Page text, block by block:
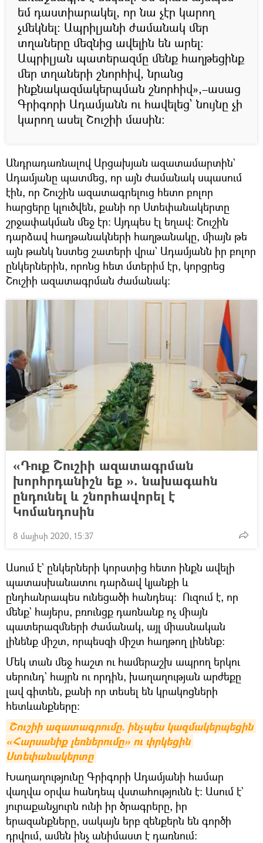
եմ դաստիարակել, որ նա չէր կարող
չմեկնել։ Ապրիլյանի ժամանակ մեր
տղաները մեզնից ավելին են արել։
Ապրիլյան պատերազմը մենք հաղթեցինք
մեր տղաների շնորհիվ, նրանց
ինքնակազմակերպման շնորհիվ»,–ասաց
Գրիգորի Ադամյանն ու հավելեց` նույնը չի
կարող ասել Շուշիի մասին։
Անդրադառնալով Արցախյան ազատամարտին`
Ադամյանը պատմեց, որ այն ժամանակ սպասում
էին, որ Շուշին ազատագրելուց հետո բոլոր
հարցերը կլուծվեն, քանի որ Ստեփանակերտը
շրջափակման մեջ էր։ Այդպես էլ եղավ։ Շուշին
դարձավ հաղթանակների հաղթանակը, միայն թե
այն թանկ նստեց շատերի վրա` Ադամյանն իր բոլոր
ընկերներին, որոնց հետ մտերիմ էր, կորցրեց
Շուշիի ազատագրման ժամանակ։
«Դուք Շուշիի ազատագրման
խորհրդանիշն եք ». նախագահն
ընդունել և շնորհավորել է
Կոմանդոսին
8 մայիսի 2020, 15:37
Ասում է` ընկերների կորստից հետո ինքն ավելի
պատասխանատու դարձավ կյանքի և
ընդհանրապես ունեցածի հանդեպ։ Ուզում է, որ
մենք` հայերս, բռունցք դառնանք ոչ միայն
պատերազմների ժամանակ, այլ միասնական
լինենք միշտ, որպեսզի միշտ հաղթող լինենք։
Մեկ տան մեջ հաշտ ու համերաշխ ապրող երկու
սերունդ` հայրն ու որդին, խաղաղության արժեքը
լավ գիտեն, քանի որ տեսել են կրակոցների
հետևանքները։
Շուշիի ազատագրումը. ինչպես կազմակերպեցին
«Հարսանիք լեռներումը» ու փրկեցին
Ստեփանակերտը
Խաղաղությունը Գրիգորի Ադամյանի համար
վաղվա օրվա հանդեպ վստահությունն է։ Ասում է`
յուրաքանչյուրն ունի իր ծրագրերը, իր
երազանքները, սակայն երբ զենքերն են գործի
դրվում, ամեն ինչ անիմաստ է դառնում։